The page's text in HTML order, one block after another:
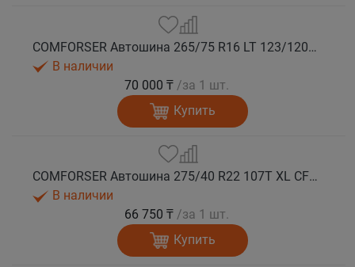
COMFORSER Автошина 265/75 R16 LT 123/120S CF1100 10PR RWL лето
В наличии
70 000 ₸ /за 1 шт.
Купить
COMFORSER Автошина 275/40 R22 107T XL CF1100 RWL лето
В наличии
66 750 ₸ /за 1 шт.
Купить